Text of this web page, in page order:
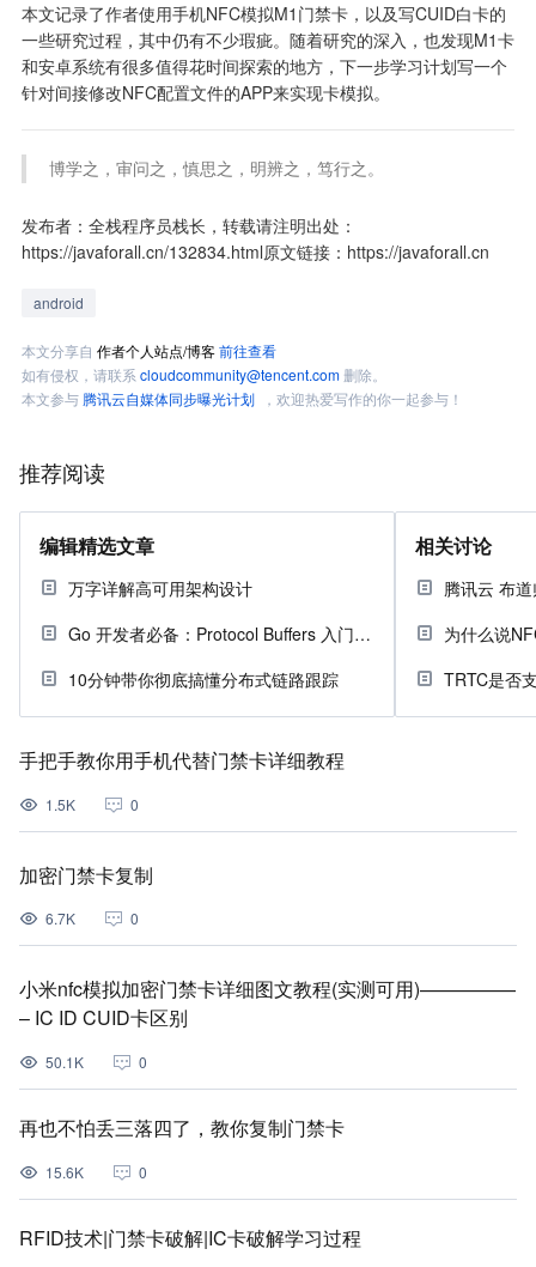
本文记录了作者使用手机NFC模拟M1门禁卡，以及写CUID白卡的
一些研究过程，其中仍有不少瑕疵。随着研究的深入，也发现M1卡
和安卓系统有很多值得花时间探索的地方，下一步学习计划写一个
针对间接修改NFC配置文件的APP来实现卡模拟。
博学之，审问之，慎思之，明辨之，笃行之。
发布者：全栈程序员栈长，转载请注明出处：
https://javaforall.cn/132834.html原文链接：https://javaforall.cn
android
本文分享自 作者个人站点/博客前往查看
如有侵权，请联系 cloudcommunity@tencent.com删除。
本文参与 腾讯云自媒体同步曝光计划 ，欢迎热爱写作的你一起参与！
推荐阅读
编辑精选文章
万字详解高可用架构设计
Go 开发者必备：Protocol Buffers 入门指南
10分钟带你彻底搞懂分布式链路跟踪
相关讨论
腾讯云 布
为什么说
TRTC是否
手把手教你用手机代替门禁卡详细教程
1.5K 0
加密门禁卡复制
6.7K 0
小米nfc模拟加密门禁卡详细图文教程(实测可用)—————
– IC ID CUID卡区别
50.1K 0
再也不怕丢三落四了，教你复制门禁卡
15.6K 0
RFID技术|门禁卡破解|IC卡破解学习过程